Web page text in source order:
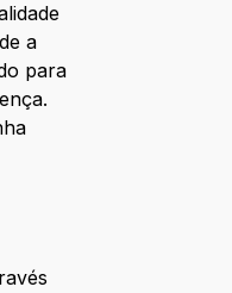
a
para